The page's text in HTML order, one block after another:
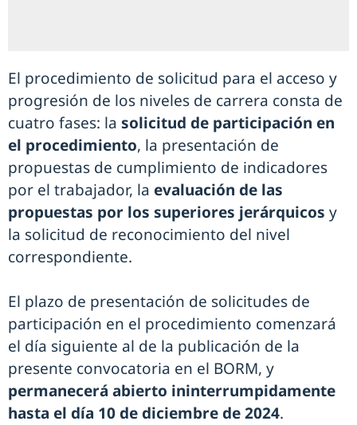
El procedimiento de solicitud para el acceso y
progresión de los niveles de carrera consta de
cuatro fases: la solicitud de participación en
el procedimiento, la presentación de
propuestas de cumplimiento de indicadores
por el trabajador, la evaluación de las
propuestas por los superiores jerárquicos y
la solicitud de reconocimiento del nivel
correspondiente.
El plazo de presentación de solicitudes de
participación en el procedimiento comenzará
el día siguiente al de la publicación de la
presente convocatoria en el BORM, y
permanecerá abierto ininterrumpidamente
hasta el día 10 de diciembre de 2024.